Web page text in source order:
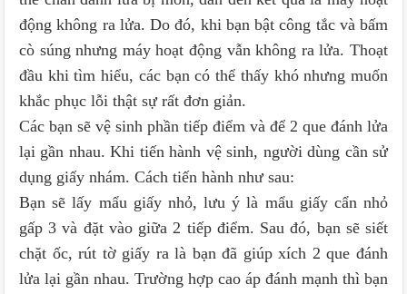
động không ra lửa. Do đó, khi bạn bật công tắc và bấm
cò súng nhưng máy hoạt động vẫn không ra lửa. Thoạt
đầu khi tìm hiểu, các bạn có thể thấy khó nhưng muốn
khắc phục lỗi thật sự rất đơn giản.
Các bạn sẽ vệ sinh phần tiếp điểm và để 2 que đánh lửa
lại gần nhau. Khi tiến hành vệ sinh, người dùng cần sử
dụng giấy nhám. Cách tiến hành như sau:
Bạn sẽ lấy mẩu giấy nhỏ, lưu ý là mẩu giấy cẩn nhỏ
gấp 3 và đặt vào giữa 2 tiếp điểm. Sau đó, bạn sẽ siết
chặt ốc, rút tờ giấy ra là bạn đã giúp xích 2 que đánh
lửa lại gần nhau. Trường hợp cao áp đánh mạnh thì bạn